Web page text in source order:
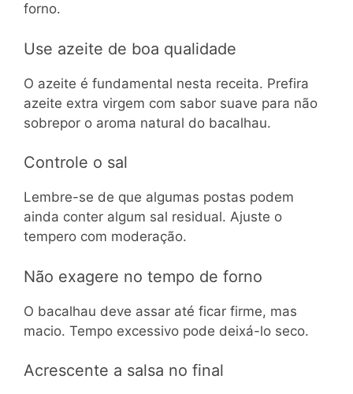
forno.
Use azeite de boa qualidade
O azeite é fundamental nesta receita. Prefira
azeite extra virgem com sabor suave para não
sobrepor o aroma natural do bacalhau.
Controle o sal
Lembre-se de que algumas postas podem
ainda conter algum sal residual. Ajuste o
tempero com moderação.
Não exagere no tempo de forno
O bacalhau deve assar até ficar firme, mas
macio. Tempo excessivo pode deixá-lo seco.
Acrescente a salsa no final